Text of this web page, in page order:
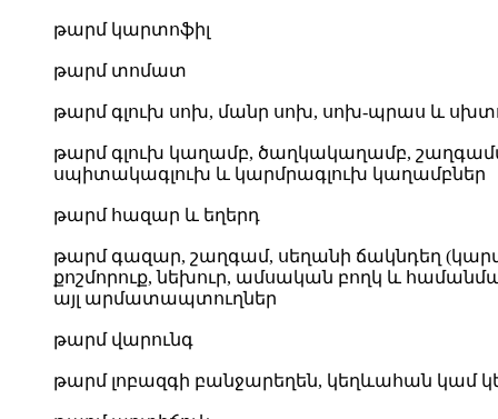
թարմ կարտոֆիլ
թարմ տոմատ
թարմ գլուխ սոխ, մանր սոխ, սոխ-պրաս և
թարմ գլուխ կաղամբ, ծաղկակաղամբ,
սպիտակագլուխ և կարմրագլուխ կաղամբներ
թարմ հազար և եղերդ
թարմ գազար, շաղգամ, սեղանի ճակնդեղ
քոշմորուք, նեխուր, ամսական բողկ և
այլ արմատապտուղներ
թարմ վարունգ
թարմ լոբազգի բանջարեղեն, կեղևահան կամ